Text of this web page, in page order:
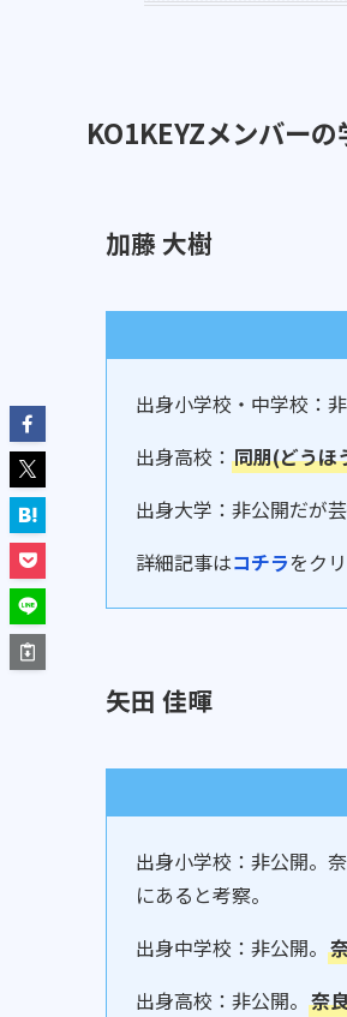
KO1KEYZメンバーの
加藤 大樹
出身小学校・中学校：
出身高校： 同朋(どうほ
出身大学：非公開だが
詳細記事はコチラをク
矢田 佳暉
出身小学校：非公開。
にあると考察。
出身中学校：非公開。
出身高校：非公開。 奈